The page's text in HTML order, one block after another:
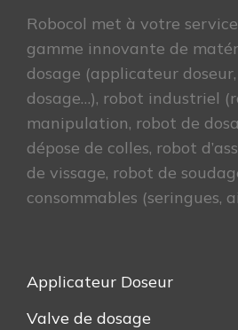
Robocol met à votre
gamme innovante de
dosage (applicateur
dosage…), robot industriel
manipulation, robot de
dépose de colles, robot
de vissage, robot de
consommables (seringues,
Applicateur Doseur
Valve de dosage